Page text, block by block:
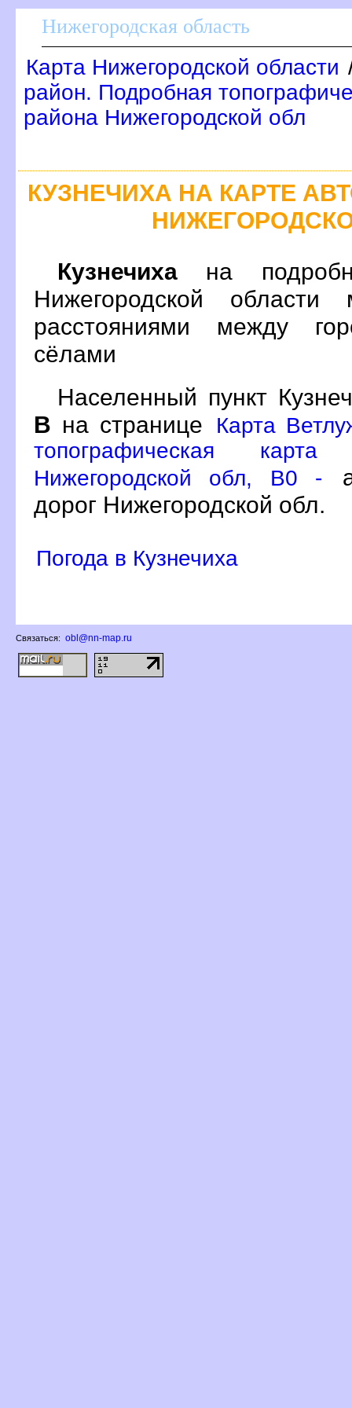
Нижегородская область
Карта Нижегородской области
район. Подробная
района Нижегородской обл
КУЗНЕЧИХА НА КАРТЕ
Кузнечиха на
Нижегородской
расстояниями между
сёлами
Населенный пункт
на странице
Карта
топографическая карта
Нижегородской обл, B0 -
дорог Нижегородской обл.
Погода в Кузнечиха
Связаться: obl@nn-map.ru